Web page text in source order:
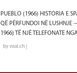
PUEBLO (1966) HISTORIA E
QË PËRFUNDOI NË LUSHNJE
1966) TË NJË TELEFONATE
by voal.ch |